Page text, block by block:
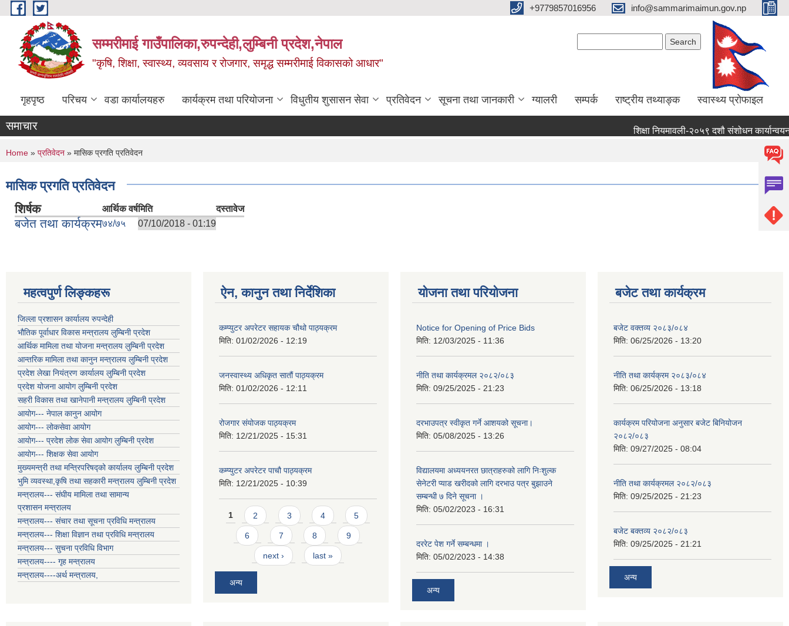
Skip to main content +9779857016956 info@sammarimaimun.gov.np
सम्मरीमाई गाउँपालिका,रुपन्देही,लुम्बिनी प्रदेश,नेपाल
"कृषि, शिक्षा, स्वास्थ्य, व्यवसाय र रोजगार, समृद्ध सम्मरीमाई विकासको आधार"
गृहपृष्ठ परिचय वडा कार्यालयहरु कार्यक्रम तथा परियोजना विधुतीय शुसासन सेवा प्रतिवेदन सूचना तथा जानकारी ग्यालरी सम्पर्क राष्ट्रीय तथ्याङ्क स्वास्थ्य प्रोफाइल
समाचार शिक्षा नियमावली-२०५९ दशौ संशोधन कार्यान्वयन
You are here
Home » प्रतिवेदन » मासिक प्रगति प्रतिवेदन
मासिक प्रगति प्रतिवेदन
शिर्षक आर्थिक वर्षमिति दस्तावेज
बजेत तथा कार्यक्रम७४/७५ 07/10/2018 - 01:19
महत्वपुर्ण लिङ्कहरू
जिल्ला प्रशासन कार्यालय रुपन्देही
भौतिक पूर्वाधार विकास मन्त्रालय लुम्बिनी प्रदेश
आर्थिक मामिला तथा योजना मन्त्रालय लुम्बिनी प्रदेश
आन्तरिक मामिला तथा कानुन मन्त्रालय लुम्बिनी प्रदेश
प्रदेश लेखा नियंत्रण कार्यालय लुम्बिनी प्रदेश
प्रदेश योजना आयोग लुम्बिनी प्रदेश
सहरी विकास तथा खानेपानी मन्त्रालय लुम्बिनी प्रदेश
आयोग--- नेपाल कानुन आयोग
आयोग--- लोकसेवा आयोग
आयोग--- प्रदेश लोक सेवा आयोग लुम्बिनी प्रदेश
आयोग--- शिक्षक सेवा आयोग
मुख्यमन्त्री तथा मन्त्रिपरिषद्को कार्यालय लुम्बिनी प्रदेश
भुमि व्यवस्था,कृषि तथा सहकारी मन्त्रालय लुम्बिनी प्रदेश
मन्त्रालय--- संघीय मामिला तथा सामान्य
प्रशासन मन्त्रालय
मन्त्रालय--- संचार तथा सूचना प्रविधि मन्त्रालय
मन्त्रालय--- शिक्षा विज्ञान तथा प्रविधि मन्त्रालय
मन्त्रालय--- सुचना प्रविधि विभाग
मन्त्रालय---- गृह मन्त्रालय
मन्त्रालय----अर्थ मन्त्रालय,
ऐन, कानुन तथा निर्देशिका
कम्प्युटर अपरेटर सहायक चौथो पाठ्यक्रम
मिति: 01/02/2026 - 12:19
जनस्वास्थ्य अधिकृत सातौं पाठ्यक्रम
मिति: 01/02/2026 - 12:11
रोजगार संयोजक पाठ्यक्रम
मिति: 12/21/2025 - 15:31
कम्प्युटर अपरेटर पाचौ पाठ्यक्रम
मिति: 12/21/2025 - 10:39
Pages
1 2 3 4 5
6 7 8 9
next › last »
अन्य
योजना तथा परियोजना
Notice for Opening of Price Bids
मिति: 12/03/2025 - 11:36
नीति तथा कार्यक्रमल २०८२/०८३
मिति: 09/25/2025 - 21:23
दरभाउपत्र स्वीकृत गर्ने आशयको सूचना।
मिति: 05/08/2025 - 13:26
विद्यालयमा अध्ययनरत छात्राहरुको लागि निःशुल्क
सेनेटरी प्याड खरीदको लागि दरभाउ पत्र बुझाउने
सम्बन्धी ७ दिने सूचना ।
मिति: 05/02/2023 - 16:31
दररेट पेश गर्ने सम्बन्धमा ।
मिति: 05/02/2023 - 14:38
अन्य
बजेट तथा कार्यक्रम
बजेट वक्तव्य २०८३/०८४
मिति: 06/25/2026 - 13:20
नीति तथा कार्यक्रम २०८३/०८४
मिति: 06/25/2026 - 13:18
कार्यक्रम परियोजना अनुसार बजेट बिनियोजन
२०८२/०८३
मिति: 09/27/2025 - 08:04
नीति तथा कार्यक्रमल २०८२/०८३
मिति: 09/25/2025 - 21:23
बजेट बक्तव्य २०८२/०८३
मिति: 09/25/2025 - 21:21
अन्य